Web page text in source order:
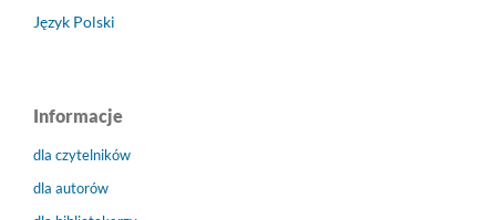
Język Polski
Informacje
dla czytelników
dla autorów